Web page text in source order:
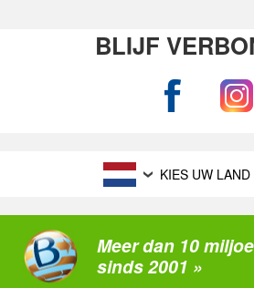
BLIJF
KIES UW
Meer dan 10
sinds 2001 »